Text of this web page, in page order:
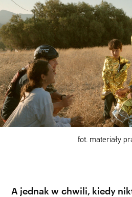
fot. materiały
A jednak w chwili, kiedy